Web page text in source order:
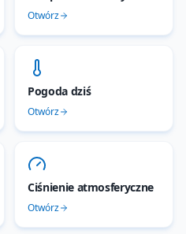
Otwórz
Pogoda dziś
Otwórz
Ciśnienie atmosferyczne
Otwórz